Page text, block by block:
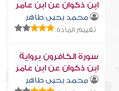
ابن ذكوان عن ابن عامر
محمد يحيى طاهر
تقييم المادة:
سورة الكافرون برواية
ابن ذكوان عن ابن عامر
محمد يحيى طاهر